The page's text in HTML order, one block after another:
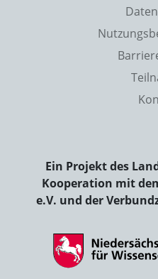
Ein Projekt des
Kooperation mit
e.V. und der